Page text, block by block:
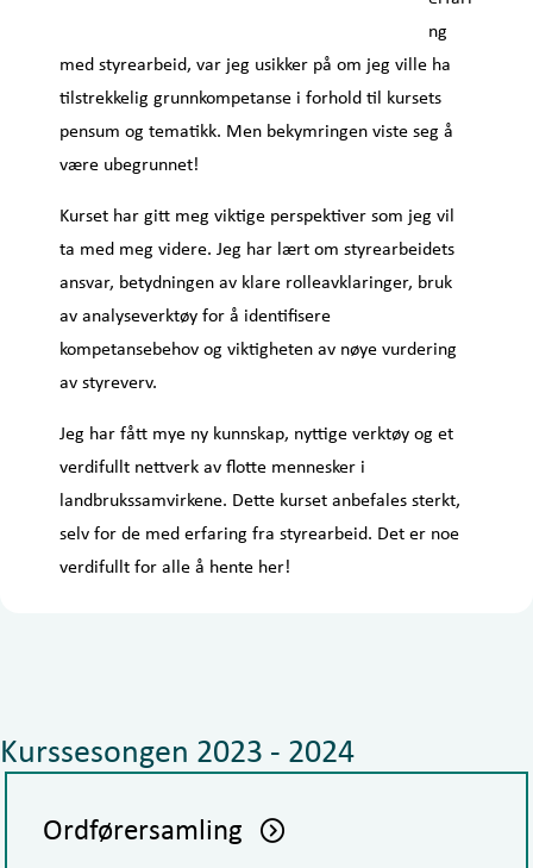
ng
med styrearbeid, var jeg usikker på om jeg ville ha
tilstrekkelig grunnkompetanse i forhold til kursets
pensum og tematikk. Men bekymringen viste seg å
være ubegrunnet!
Kurset har gitt meg viktige perspektiver som jeg vil
ta med meg videre. Jeg har lært om styrearbeidets
ansvar, betydningen av klare rolleavklaringer, bruk
av analyseverktøy for å identifisere
kompetansebehov og viktigheten av nøye vurdering
av styreverv.
Jeg har fått mye ny kunnskap, nyttige verktøy og et
verdifullt nettverk av flotte mennesker i
landbrukssamvirkene. Dette kurset anbefales sterkt,
selv for de med erfaring fra styrearbeid. Det er noe
verdifullt for alle å hente her!
Kurssesongen 2023 - 2024
Ordførersamling